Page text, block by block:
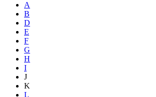
A
B
D
E
F
G
H
I
J
K
L